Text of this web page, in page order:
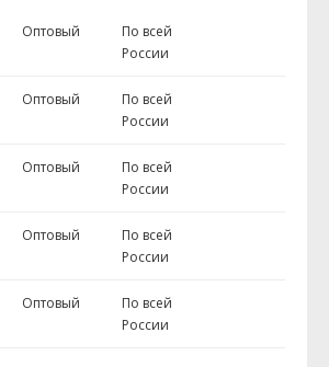
Оптовый
По всей
России
Оптовый
По всей
России
Оптовый
По всей
России
Оптовый
По всей
России
Оптовый
По всей
России